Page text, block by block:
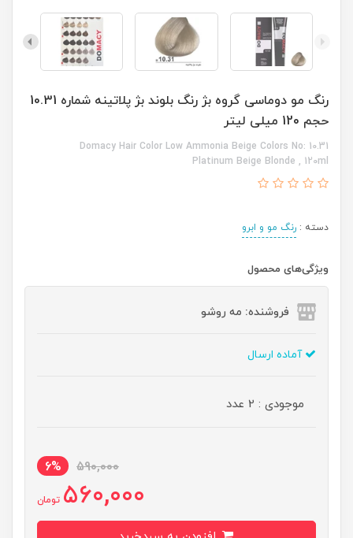
رنگ مو دوماسی گروه بژ رنگ بلوند بژ پلاتینه شماره 10.31
حجم 120 میلی لیتر
Domacy Hair Color Low Ammonia Beige Colors No: 10.31
Platinum Beige Blonde , 120ml
دسته : رنگ مو و ابرو
ویژگی‌های محصول
فروشنده: مه رو‌شو
آماده ارسال
موجودی : 2 عدد
590,000
6%
560,000 تومان